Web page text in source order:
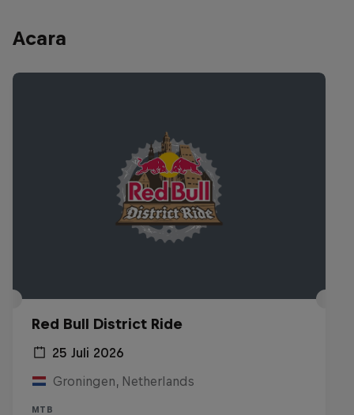
Acara
Red Bull District Ride
25 Juli 2026
Groningen, Netherlands
MTB